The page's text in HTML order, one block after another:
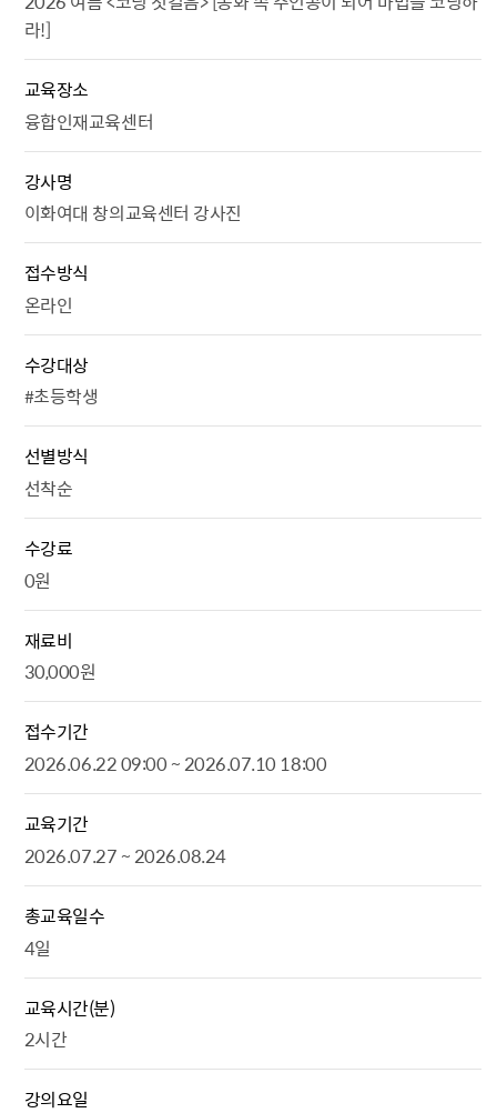
라!]
교육장소
융합인재교육센터
강사명
이화여대 창의교육센터 강사진
접수방식
온라인
수강대상
#초등학생
선별방식
선착순
수강료
0원
재료비
30,000원
접수기간
2026.06.22 09:00 ~ 2026.07.10 18:00
교육기간
2026.07.27 ~ 2026.08.24
총교육일수
4일
교육시간(분)
2시간
강의요일